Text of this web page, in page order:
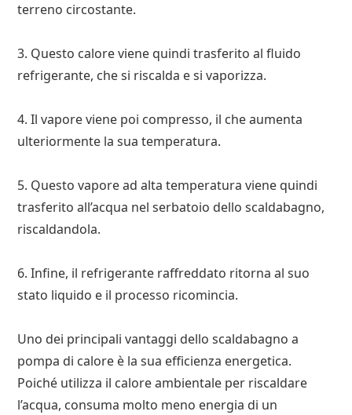
terreno circostante.
3. Questo calore viene quindi trasferito al fluido
refrigerante, che si riscalda e si vaporizza.
4. Il vapore viene poi compresso, il che aumenta
ulteriormente la sua temperatura.
5. Questo vapore ad alta temperatura viene quindi
trasferito all’acqua nel serbatoio dello scaldabagno,
riscaldandola.
6. Infine, il refrigerante raffreddato ritorna al suo
stato liquido e il processo ricomincia.
Uno dei principali vantaggi dello scaldabagno a
pompa di calore è la sua efficienza energetica.
Poiché utilizza il calore ambientale per riscaldare
l’acqua, consuma molto meno energia di un